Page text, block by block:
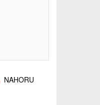
NAHORU